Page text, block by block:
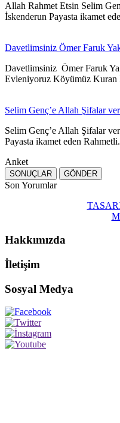
Allah Rahmet Etsin Selim
İskenderun Payasta ikamet
Davetlimsiniz Ömer Faruk
Davetlimsiniz Ömer Faruk
Evleniyoruz Köyümüz Kuran
Selim Genç’e Allah Şifalar
Selim Genç’e Allah Şifalar
Payasta ikamet eden
Anket
Son Yorumlar
Hakkımızda
İletişim
Sosyal Medya